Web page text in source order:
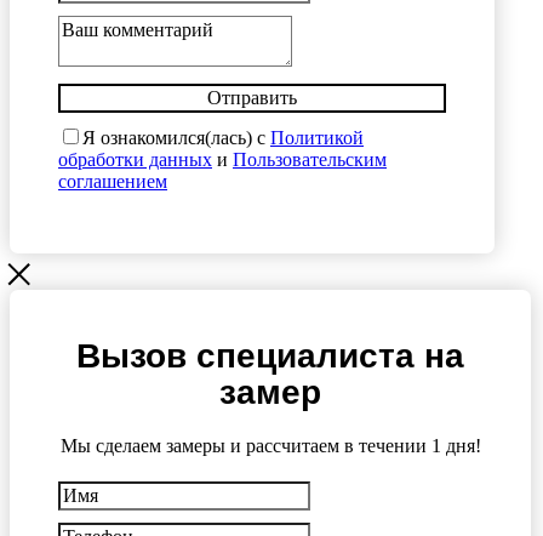
Отправить
Я ознакомился(лась) с Политикой
обработки данных и Пользовательским
соглашением
Вызов специалиста на
замер
Мы сделаем замеры и рассчитаем в течении 1 дня!